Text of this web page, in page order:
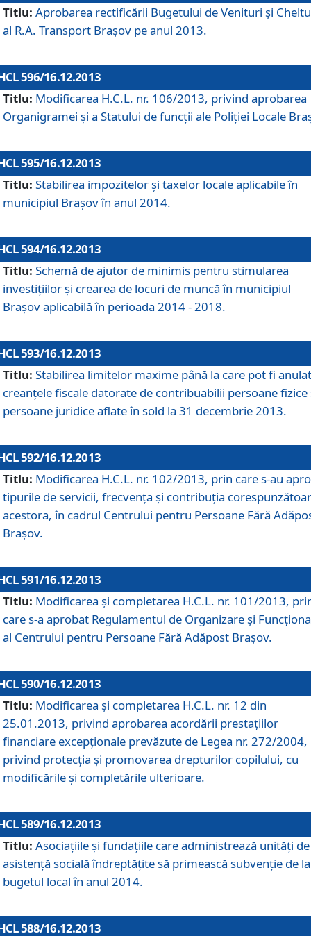
Titlu: Aprobarea rectificării Bugetului de Venituri şi
al R.A. Transport Braşov pe anul 2013.
596/16.12.2013
Titlu: Modificarea H.C.L. nr. 106/2013, privind aprobarea
Organigramei şi a Statului de funcţii ale Poliţiei Locale
595/16.12.2013
Titlu: Stabilirea impozitelor şi taxelor locale aplicabile în
municipiul Braşov în anul 2014.
594/16.12.2013
Titlu: Schemă de ajutor de minimis pentru stimularea
investiţiilor şi crearea de locuri de muncă în municipiul
Braşov aplicabilă în perioada 2014 - 2018.
593/16.12.2013
Titlu: Stabilirea limitelor maxime până la care pot fi
creanţele fiscale datorate de contribuabilii persoane fizice
persoane juridice aflate în sold la 31 decembrie 2013.
592/16.12.2013
Titlu: Modificarea H.C.L. nr. 102/2013, prin care s-au
tipurile de servicii, frecvenţa şi contribuţia
acestora, în cadrul Centrului pentru Persoane Fără
Braşov.
591/16.12.2013
Titlu: Modificarea şi completarea H.C.L. nr. 101/2013,
care s-a aprobat Regulamentul de Organizare şi
al Centrului pentru Persoane Fără Adăpost Braşov.
590/16.12.2013
Titlu: Modificarea şi completarea H.C.L. nr. 12 din
25.01.2013, privind aprobarea acordării prestaţiilor
financiare excepţionale prevăzute de Legea nr. 272/2004,
privind protecţia şi promovarea drepturilor copilului, cu
modificările şi completările ulterioare.
589/16.12.2013
Titlu: Asociaţiile şi fundaţiile care administrează unităţi de
asistenţă socială îndreptăţite să primească subvenţie de la
bugetul local în anul 2014.
588/16.12.2013